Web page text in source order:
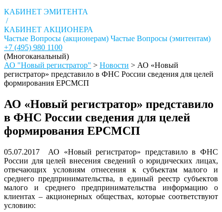
КАБИНЕТ ЭМИТЕНТА
/
КАБИНЕТ АКЦИОНЕРА
Частые Вопросы (акционерам) Частые Вопросы (эмитентам)
+7 (495) 980 1100
(Многоканальный)
АО "Новый регистратор" > Новости > АО «Новый
регистратор» представило в ФНС России сведения для целей
формирования ЕРСМСП
АО «Новый регистратор» представило
в ФНС России сведения для целей
формирования ЕРСМСП
05.07.2017 АО «Новый регистратор» представило в ФНС
России для целей внесения сведений о юридических лицах,
отвечающих условиям отнесения к субъектам малого и
среднего предпринимательства, в единый реестр субъектов
малого и среднего предпринимательства информацию о
клиентах – акционерных обществах, которые соответствуют
условию: